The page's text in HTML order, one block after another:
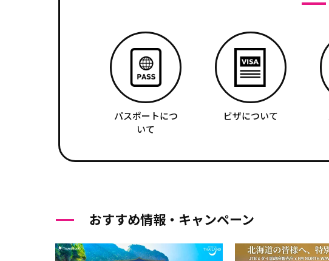
パスポートにつ
いて
ビザについて
おすすめ情報・キャンペーン